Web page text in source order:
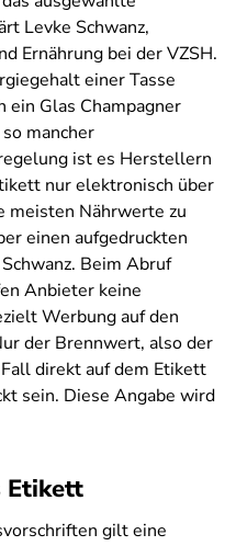
Levke Schwanz,
Ernährung bei der VZSH.
einer Tasse
ein Glas Champagner
mancher
ist es Herstellern
nur elektronisch über
meisten Nährwerte zu
einen aufgedruckten
Beim Abruf
Anbieter keine
Werbung auf den
der Brennwert, also der
direkt auf dem Etikett
sein. Diese Angabe wird
Etikett
gilt eine